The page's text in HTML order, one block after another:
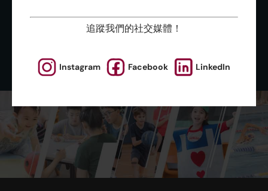
追蹤我們的社交媒體！
Instagram Facebook LinkedIn